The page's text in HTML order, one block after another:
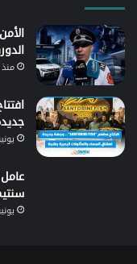
منذ 3 أيام
يونيو
يونيو